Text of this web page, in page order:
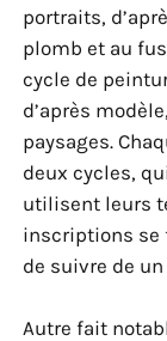
portraits,
plomb et au
cycle de
d’après
paysages.
deux cycles,
utilisent leurs
inscriptions se
de suivre de
Autre fait